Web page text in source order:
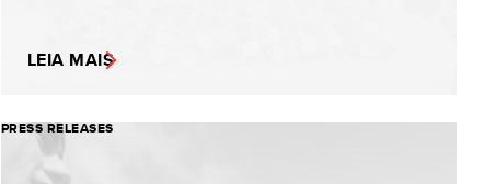
LEIA MAIS
PRESS RELEASES